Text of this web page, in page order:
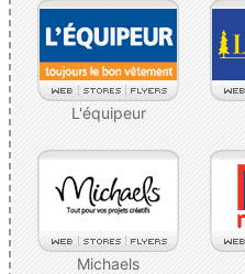
L'équipeur
Michaels